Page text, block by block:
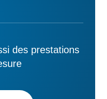
des prestations